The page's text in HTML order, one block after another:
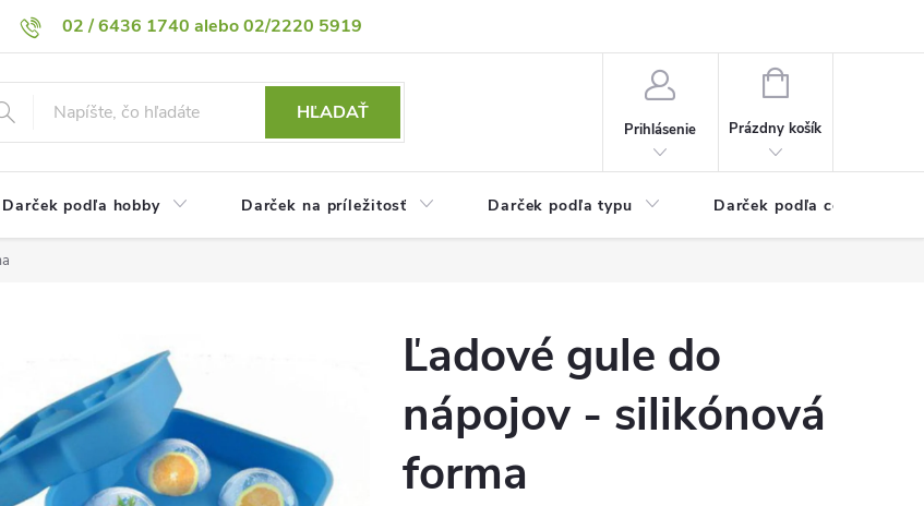
02 / 6436 1740 alebo 02/2220 5919
Vrátenie tovaru Podmienky ochrany osobných údajov
HĽADAŤ
Prihlásenie
NÁKUPNÝ
Prázdny košík
Darček podľa hobby Darček na príležitosť Darček podľa typu Darček podľa ceny
Ľadové gule do
nápojov - silikónová
forma